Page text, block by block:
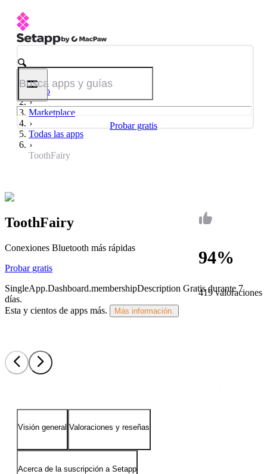
Probar gratis
Inicio
Marketplace
Todas las apps
ToothFairy
94%
419 valoraciones
ToothFairy
Conexiones Bluetooth más rápidas
Probar gratis
SingleApp.Dashboard.membershipDescription Gratis durante 7
días.
Esta y cientos de apps más.
Más información.
Visión general Valoraciones y reseñas
Acerca de la suscripción a Setapp